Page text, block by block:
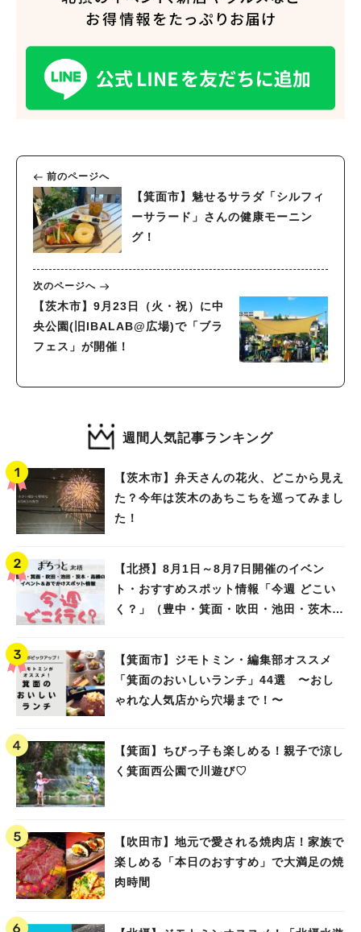
前のページへ
【箕面市】魅せるサラダ「シルフィ
ーサラード」さんの健康モーニン
グ！
次のページへ
【茨木市】9月23日（火・祝）に中
央公園(旧IBALAB@広場)で「ブラ
フェス」が開催！
週間人気記事ランキング
【茨木市】弁天さんの花火、どこから見え
た？今年は茨木のあちこちを巡ってみまし
た！
【北摂】8月1日～8月7日開催のイベン
ト・おすすめスポット情報「今週 どこい
く？」（豊中・箕面・吹田・池田・茨木・
【箕面市】ジモトミン・編集部オススメ
「箕面のおいしいランチ」44選 〜おし
ゃれな人気店から穴場まで！〜
【箕面】ちびっ子も楽しめる！親子で涼し
く箕面西公園で川遊び♡
【吹田市】地元で愛される焼肉店！家族で
楽しめる「本日のおすすめ」で大満足の焼
肉時間